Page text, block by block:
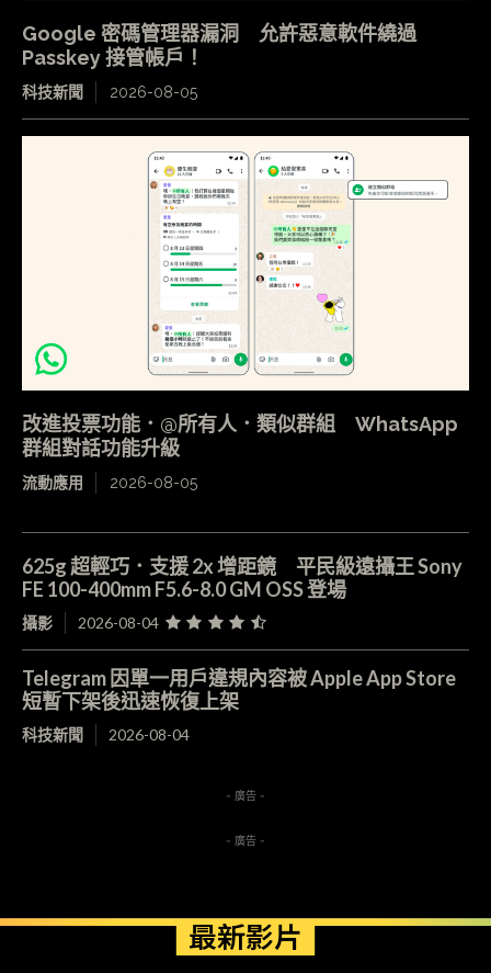
Google 密碼管理器漏洞 允許惡意軟件繞過
Passkey 接管帳戶！
科技新聞 2026-08-05
改進投票功能．@所有人．類似群組 WhatsApp
群組對話功能升級
流動應用 2026-08-05
625g 超輕巧．支援 2x 增距鏡 平民級遠攝王 Sony
FE 100-400mm F5.6-8.0 GM OSS 登場
攝影 2026-08-04
Telegram 因單一用戶違規內容被 Apple App Store
短暫下架後迅速恢復上架
科技新聞 2026-08-04
- 廣告 -
- 廣告 -
最新影片